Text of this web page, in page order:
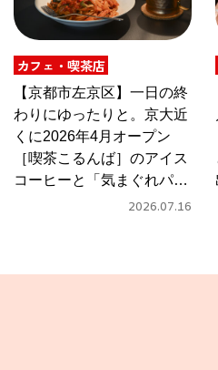
カフェ・喫茶店
【京都市左京区】一日の終
わりにゆったりと。京大近
くに2026年4月オープン
［喫茶こるんば］のアイス
コーヒーと「気まぐれパス
2026.07.16